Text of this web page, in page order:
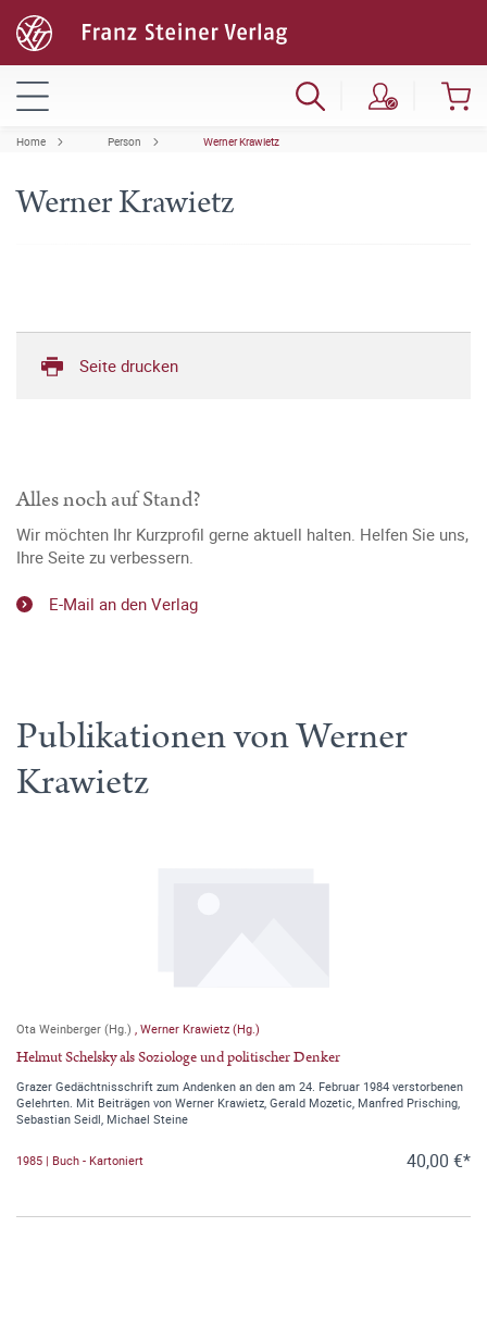
Home Person Werner Krawietz
Werner Krawietz
Seite drucken
Alles noch auf Stand?
Wir möchten Ihr Kurzprofil gerne aktuell halten. Helfen Sie uns,
Ihre Seite zu verbessern.
E-Mail an den Verlag
Publikationen von Werner
Krawietz
Ota Weinberger (Hg.) Werner Krawietz (Hg.)
Helmut Schelsky als Soziologe und politischer Denker
Grazer Gedächtnisschrift zum Andenken an den am 24. Februar 1984 verstorbenen
Gelehrten. Mit Beiträgen von Werner Krawietz, Gerald Mozetic, Manfred Prisching,
Sebastian Seidl, Michael Steine
1985 | Buch - Kartoniert 40,00 €*